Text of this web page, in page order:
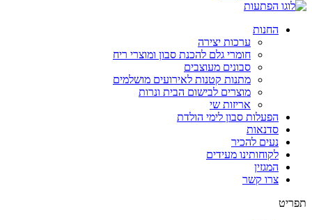
החנות
ערכות יצירה
חומרי גלם להכנת סבון ומוצרי ריח
סבונים מעוצבים
מתנות קטנות לאירועים מושלמים
מוצרים לבישום הבית ונרות
אריזות שי
הפעלות סבון לימי הולדת
סדנאות
נעים להכיר
לקוחותינו מעידים
המגזין
צרו קשר
תפריט